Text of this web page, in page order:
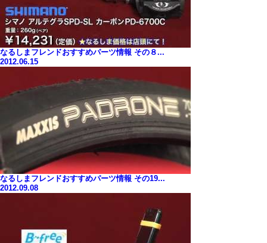
なるしまフレンドおすすめパーツ情報 その８...
2012.06.15
なるしまフレンドおすすめパーツ情報 その19...
2012.09.08